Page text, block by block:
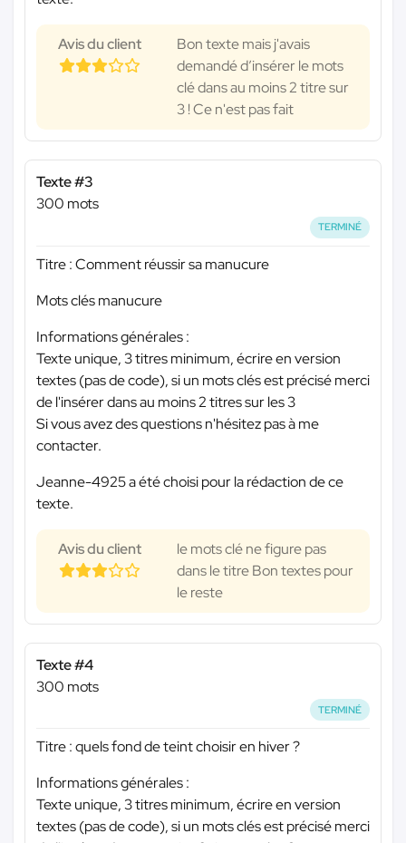
Avis du client
Bon texte mais j'avais
demandé d’insérer le mots
clé dans au moins 2 titre sur
3 ! Ce n'est pas fait
Texte #3
300 mots
TERMINÉ
Titre : Comment réussir sa manucure
Mots clés manucure
Informations générales :
Texte unique, 3 titres minimum, écrire en version
textes (pas de code), si un mots clés est précisé merci
de l'insérer dans au moins 2 titres sur les 3
Si vous avez des questions n'hésitez pas à me
contacter.
Jeanne-4925 a été choisi pour la rédaction de ce
texte.
Avis du client
le mots clé ne figure pas
dans le titre Bon textes pour
le reste
Texte #4
300 mots
TERMINÉ
Titre : quels fond de teint choisir en hiver ?
Informations générales :
Texte unique, 3 titres minimum, écrire en version
textes (pas de code), si un mots clés est précisé merci